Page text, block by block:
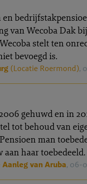
en
van Wecoba Dak bij
stelt ten
bevoegd is.
(Locatie Roermond),
gehuwd en in
tot behoud van
man
aan haar toebedeeld.
van Aruba, 06-